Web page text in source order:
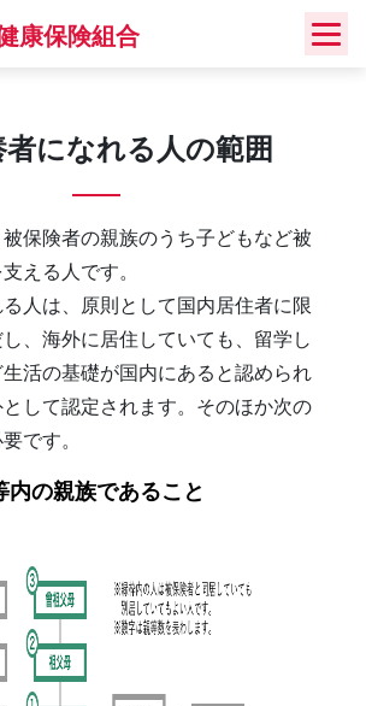
康保険組合
になれる人の範囲
保険者の親族のうち子どもなど被
える人です。
人は、原則として国内居住者に限
、海外に居住していても、留学し
活の基礎が国内にあると認められ
して認定されます。そのほか次の
です。
の親族であること